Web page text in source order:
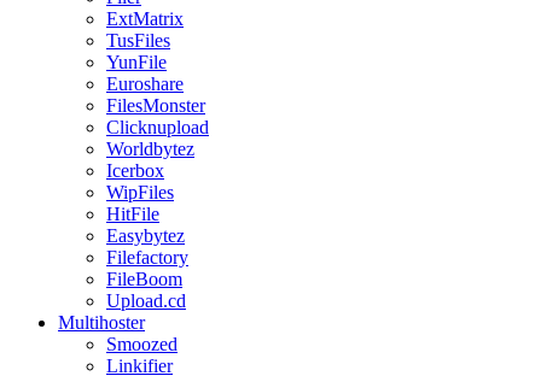
ExtMatrix
TusFiles
YunFile
Euroshare
FilesMonster
Clicknupload
Worldbytez
Icerbox
WipFiles
HitFile
Easybytez
Filefactory
FileBoom
Upload.cd
Multihoster
Smoozed
Linkifier